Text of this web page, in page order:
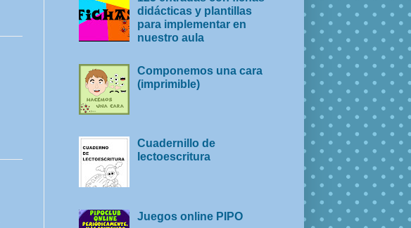
didácticas y plantillas
para implementar en
nuestro aula
Componemos una cara
(imprimible)
Cuadernillo de
lectoescritura
Juegos online PIPO